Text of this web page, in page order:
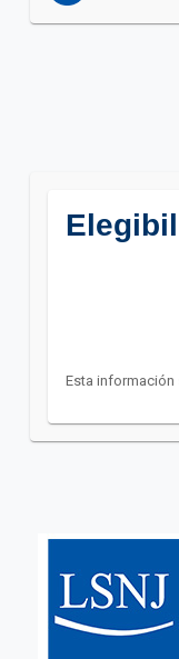
Esta información